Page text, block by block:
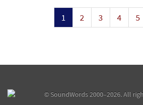
1 2 3 4 5
©SoundWords2000–2026. All